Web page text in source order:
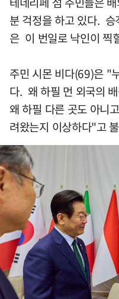
분 걱정을 하고 있다.
은 이 번일로 낙인이 찍
주민 시몬 비다(69)은 "
다. 왜 하필 먼 외국의
왜 하필 다른 곳도 아니
려왔는지 이상하다"고